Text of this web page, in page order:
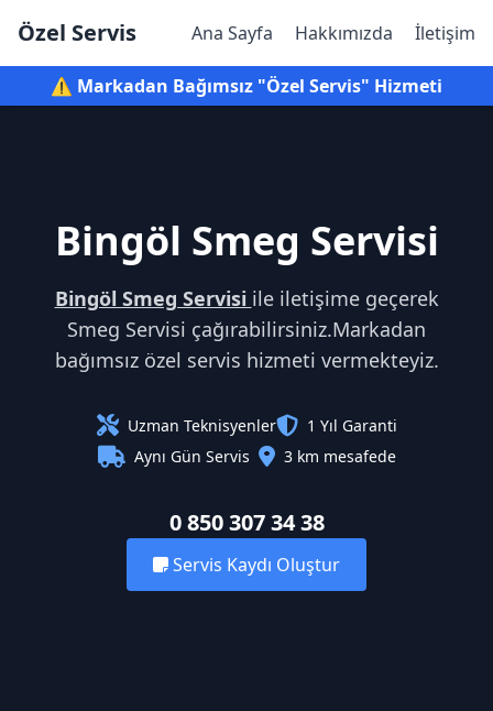
Özel Servis Ana Sayfa Hakkımızda İletişim
⚠️ Markadan Bağımsız "Özel Servis" Hizmeti
Bingöl Smeg Servisi
Bingöl Smeg Servisi ile iletişime geçerek
Smeg Servisi çağırabilirsiniz.Markadan
bağımsız özel servis hizmeti vermekteyiz.
Uzman Teknisyenler
1 Yıl Garanti
Aynı Gün Servis
3 km mesafede
0 850 307 34 38
Servis Kaydı Oluştur